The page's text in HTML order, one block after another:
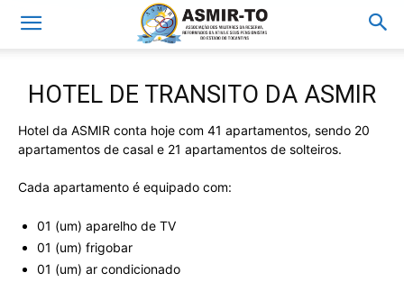
HOTEL DE TRANSITO DA ASMIR
Hotel da ASMIR conta hoje com 41 apartamentos, sendo 20
apartamentos de casal e 21 apartamentos de solteiros.
Cada apartamento é equipado com:
01 (um) aparelho de TV
01 (um) frigobar
01 (um) ar condicionado